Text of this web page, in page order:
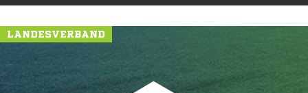
LANDESVERBAND